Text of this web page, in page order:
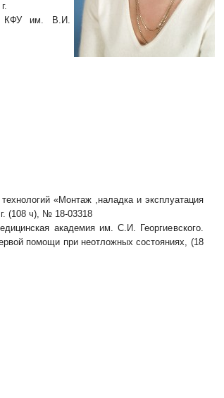
КФУ им. В.И.
«Монтаж ,наладка и эксплуатация
(108 ч), № 18-03318
академия им. С.И. Георгиевского.
помощи при неотложных состояниях, (18